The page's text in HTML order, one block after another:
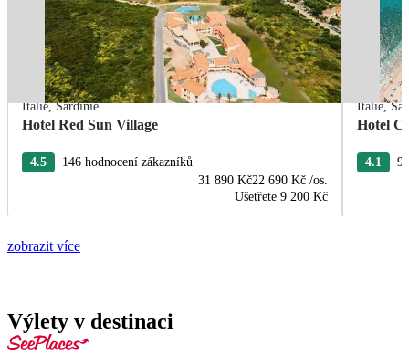
Itálie,Sardinie
Hotel Red Sun Village
4.5
146 hodnocení zákazníků
31 890 Kč22 690 Kč /os.
Ušetřete 9 200 Kč
Itálie,
Hotel
4.1
zobrazit více
Výlety v destinaci